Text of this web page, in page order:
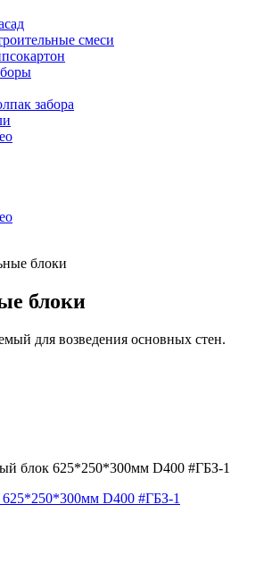
смеси
забора
блоки
блоки
для возведения основных стен.
D400 #ГБЗ-1